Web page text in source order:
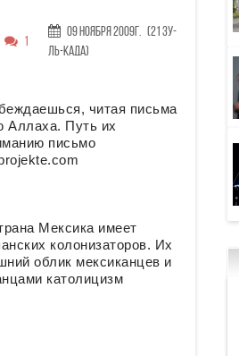
1
09 Ноября 2009г. (21 Зу-
ль-када)
читая письма
Аллаха. Путь их
письмо
Мексика имеет
колонизаторов. Их
облик мексиканцев и
католицизм